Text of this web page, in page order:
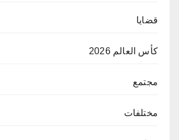
قضايا
كأس العالم 2026
مجتمع
مختلفات